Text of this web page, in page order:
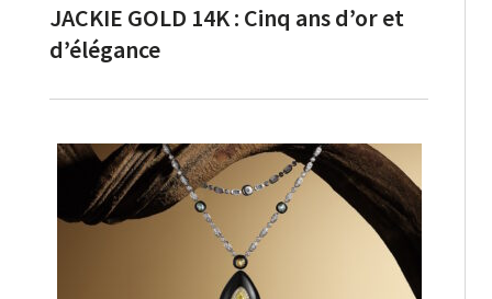
JACKIE GOLD 14K : Cinq ans d’or et
d’élégance